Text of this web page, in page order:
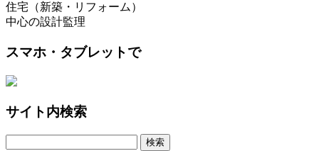
住宅（新築・リフォーム）
中心の設計監理
スマホ・タブレットで
サイト内検索